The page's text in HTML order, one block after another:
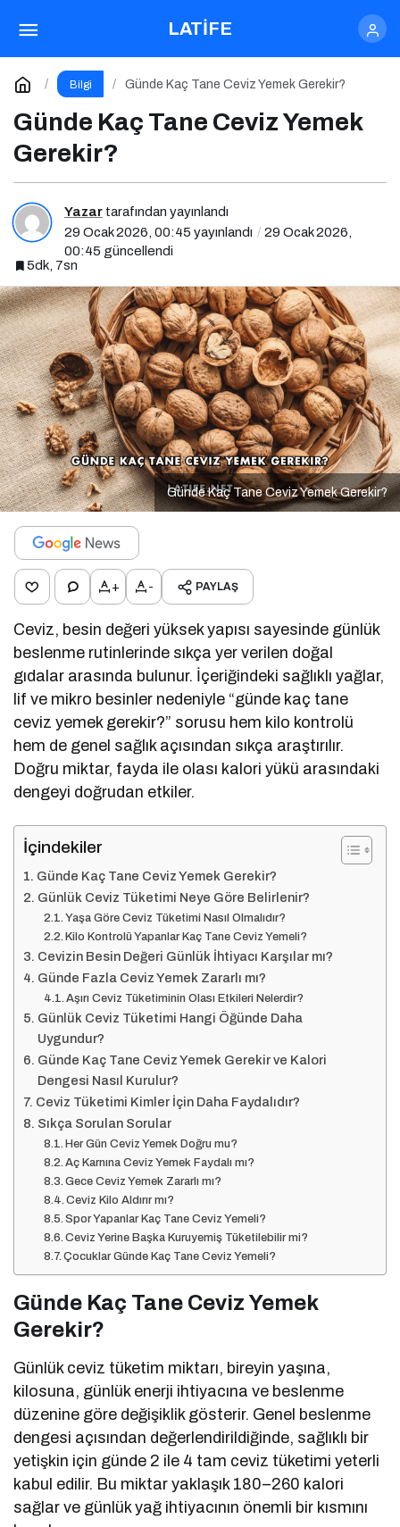
LATİFE
Bilgi Günde Kaç Tane Ceviz Yemek Gerekir?
Günde Kaç Tane Ceviz Yemek
Gerekir?
Yazar tarafından yayınlandı
29 Ocak 2026, 00:45 yayınlandı
29 Ocak 2026,
00:45 güncellendi
5dk, 7sn
Günde Kaç Tane Ceviz Yemek Gerekir?
+ - PAYLAŞ
Ceviz, besin değeri yüksek yapısı sayesinde günlük
beslenme rutinlerinde sıkça yer verilen doğal
gıdalar arasında bulunur. İçeriğindeki sağlıklı yağlar,
lif ve mikro besinler nedeniyle “günde kaç tane
ceviz yemek gerekir?” sorusu hem kilo kontrolü
hem de genel sağlık açısından sıkça araştırılır.
Doğru miktar, fayda ile olası kalori yükü arasındaki
dengeyi doğrudan etkiler.
İçindekiler
Günde Kaç Tane Ceviz Yemek Gerekir?
Günlük Ceviz Tüketimi Neye Göre Belirlenir?
Yaşa Göre Ceviz Tüketimi Nasıl Olmalıdır?
Kilo Kontrolü Yapanlar Kaç Tane Ceviz Yemeli?
Cevizin Besin Değeri Günlük İhtiyacı Karşılar mı?
Günde Fazla Ceviz Yemek Zararlı mı?
Aşırı Ceviz Tüketiminin Olası Etkileri Nelerdir?
Günlük Ceviz Tüketimi Hangi Öğünde Daha
Uygundur?
Günde Kaç Tane Ceviz Yemek Gerekir ve Kalori
Dengesi Nasıl Kurulur?
Ceviz Tüketimi Kimler İçin Daha Faydalıdır?
Sıkça Sorulan Sorular
Her Gün Ceviz Yemek Doğru mu?
Aç Karnına Ceviz Yemek Faydalı mı?
Gece Ceviz Yemek Zararlı mı?
Ceviz Kilo Aldırır mı?
Spor Yapanlar Kaç Tane Ceviz Yemeli?
Ceviz Yerine Başka Kuruyemiş Tüketilebilir mi?
Çocuklar Günde Kaç Tane Ceviz Yemeli?
Günde Kaç Tane Ceviz Yemek
Gerekir?
Günlük ceviz tüketim miktarı, bireyin yaşına,
kilosuna, günlük enerji ihtiyacına ve beslenme
düzenine göre değişiklik gösterir. Genel beslenme
dengesi açısından değerlendirildiğinde, sağlıklı bir
yetişkin için günde 2 ile 4 tam ceviz tüketimi yeterli
kabul edilir. Bu miktar yaklaşık 180–260 kalori
sağlar ve günlük yağ ihtiyacının önemli bir kısmını
Cevizin Faydaları Nelerdir? Uzmanlara Göre
Yorum Yap